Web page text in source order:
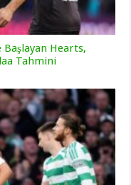
Hearts,
Tahmini